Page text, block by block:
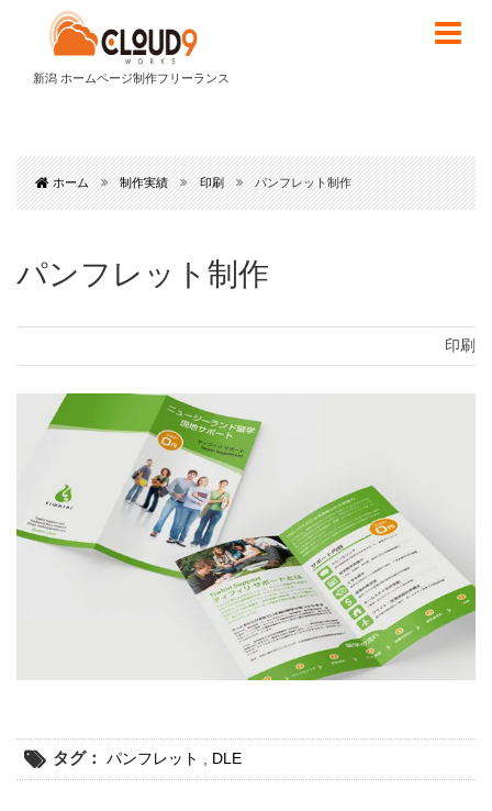
新潟 ホームページ制作フリーランス
ホーム 制作実績 印刷 パンフレット制作
パンフレット制作
印刷
タグ： パンフレット DLE